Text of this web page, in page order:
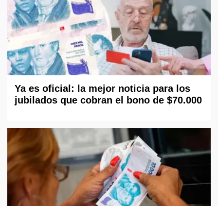
Ya es oficial: la mejor noticia para los
jubilados que cobran el bono de $70.000